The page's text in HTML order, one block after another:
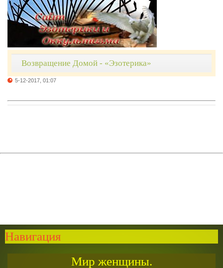
Возвращение Домой - «Эзотерика»
5-12-2017, 01:07
Навигация
Мир женщины.